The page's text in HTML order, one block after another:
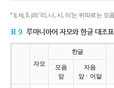
* lj, nj, š, j의 '리, 니, 시, 이'는 뒤따르는
표 9 루마니아어 자모와 한글 대조표
자모
한글
모음
앞
자음
앞ㆍ어말